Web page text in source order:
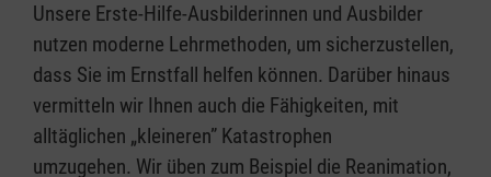
Unsere Erste-Hilfe-Ausbilderinnen und Ausbilder
nutzen moderne Lehrmethoden, um sicherzustellen,
dass Sie im Ernstfall helfen können. Darüber hinaus
vermitteln wir Ihnen auch die Fähigkeiten, mit
alltäglichen „kleineren” Katastrophen
umzugehen. Wir üben zum Beispiel die Reanimation,